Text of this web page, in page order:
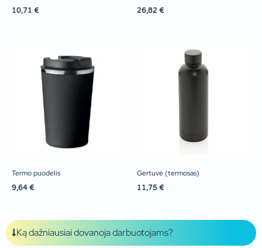
10,71 € 26,82 €
Termo puodelis
9,64 €
Gertuvė (termosas)
11,75 €
Ką dažniausiai dovanoja darbuotojams?